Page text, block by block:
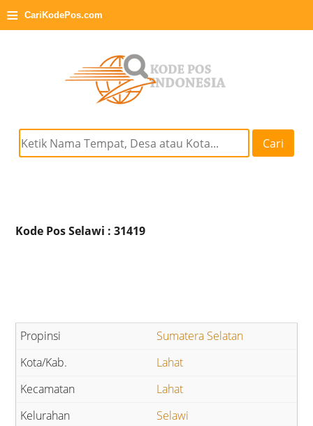
≡ CariKodePos.com
Cari
Kode Pos Selawi : 31419
Sumatera Selatan
Lahat
Lahat
Selawi